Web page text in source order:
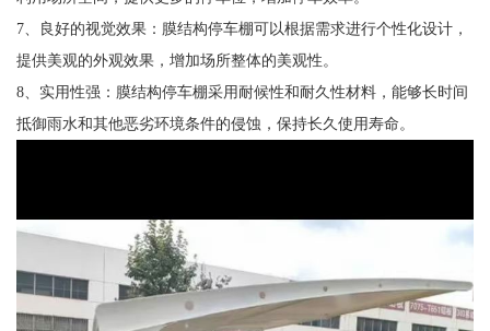
7、良好的视觉效果：膜结构停车棚可以根据需求进行个性化设计，
提供美观的外观效果，增加场所整体的美观性。
8、实用性强：膜结构停车棚采用耐候性和耐久性材料，能够长时间
抵御雨水和其他恶劣环境条件的侵蚀，保持长久使用寿命。